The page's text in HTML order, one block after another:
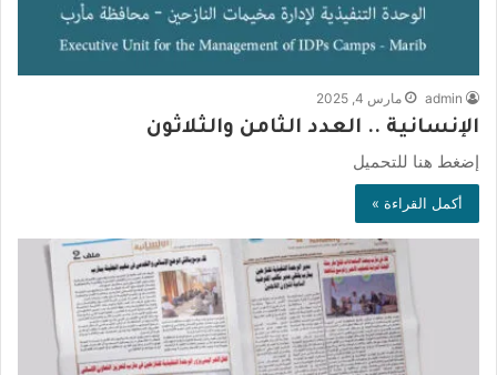
admin مارس 4, 2025
الإنسانية .. العدد الثامن والثلاثون
إضغط هنا للتحميل
أكمل القراءة »